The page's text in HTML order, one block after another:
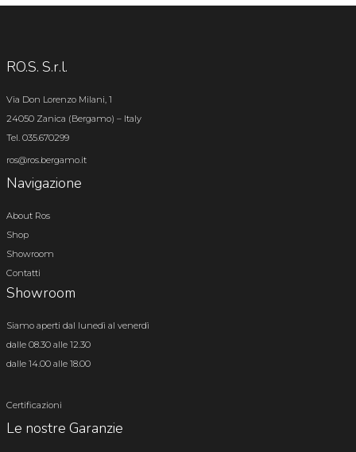
RO.S. S.r.l.
Via Don Lorenzo Milani, 1
24050 Zanica (Bergamo) – Italy
Tel. 035.670299
ros@ros.bergamo.it
Navigazione
About Ros
Shop
Showroom
Contatti
Showroom
Siamo aperti dal lunedì al venerdì
dalle 08.30 alle 12.30
dalle 14.00 alle 18.00
Certificazioni
Le nostre Garanzie